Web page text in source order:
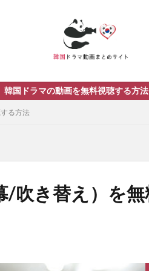
る方法をまとめたサイト｜韓流ド
る方法
/吹き替え）を無